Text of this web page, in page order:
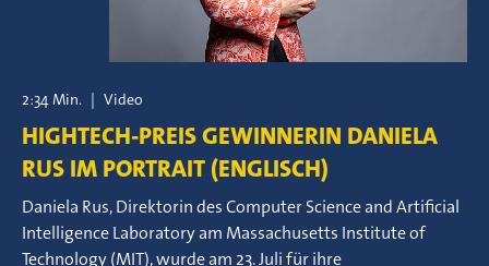
2:34 Min. | Video
HIGHTECH-PREIS GEWINNERIN DANIELA
RUS IM PORTRAIT (ENGLISCH)
Daniela Rus, Direktorin des Computer Science and Artificial
Intelligence Laboratory am Massachusetts Institute of
Technology (MIT), wurde am 23. Juli für ihre